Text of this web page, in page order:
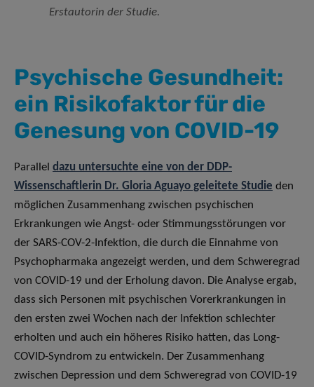
Erstautorin der Studie.
Psychische Gesundheit:
ein Risikofaktor für die
Genesung von COVID-19
Parallel dazu untersuchte eine von der DDP-
Wissenschaftlerin Dr. Gloria Aguayo geleitete Studie den
möglichen Zusammenhang zwischen psychischen
Erkrankungen wie Angst- oder Stimmungsstörungen vor
der SARS-COV-2-Infektion, die durch die Einnahme von
Psychopharmaka angezeigt werden, und dem Schweregrad
von COVID-19 und der Erholung davon. Die Analyse ergab,
dass sich Personen mit psychischen Vorerkrankungen in
den ersten zwei Wochen nach der Infektion schlechter
erholten und auch ein höheres Risiko hatten, das Long-
COVID-Syndrom zu entwickeln. Der Zusammenhang
zwischen Depression und dem Schweregrad von COVID-19